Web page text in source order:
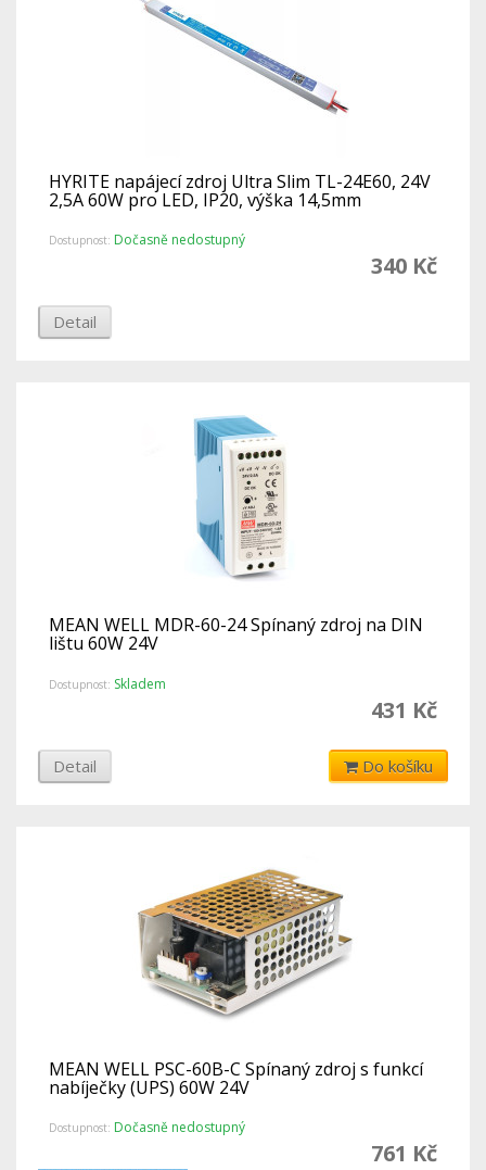
HYRITE napájecí zdroj Ultra Slim TL-24E60, 24V
2,5A 60W pro LED, IP20, výška 14,5mm
Dostupnost: Dočasně nedostupný
340 Kč
Detail
MEAN WELL MDR-60-24 Spínaný zdroj na DIN
lištu 60W 24V
Dostupnost: Skladem
431 Kč
Detail Do košíku
MEAN WELL PSC-60B-C Spínaný zdroj s funkcí
nabíječky (UPS) 60W 24V
Dostupnost: Dočasně nedostupný
761 Kč